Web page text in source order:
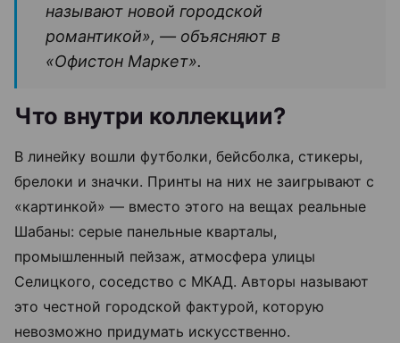
называют новой городской
романтикой», — объясняют в
«Офистон Маркет».
Что внутри коллекции?
В линейку вошли футболки, бейсболка, стикеры,
брелоки и значки. Принты на них не заигрывают с
«картинкой» — вместо этого на вещах реальные
Шабаны: серые панельные кварталы,
промышленный пейзаж, атмосфера улицы
Селицкого, соседство с МКАД. Авторы называют
это честной городской фактурой, которую
невозможно придумать искусственно.